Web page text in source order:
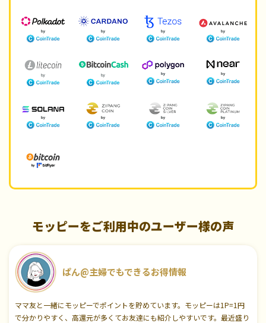
モッピーをご利用中のユーザー様の声
ぱん@主婦でもできるお得情報
ママ友と一緒にモッピーでポイントを貯めています。モッピーは1P=1円
で分かりやすく、高還元が多くてお友達にも紹介しやすいです。最近盛り